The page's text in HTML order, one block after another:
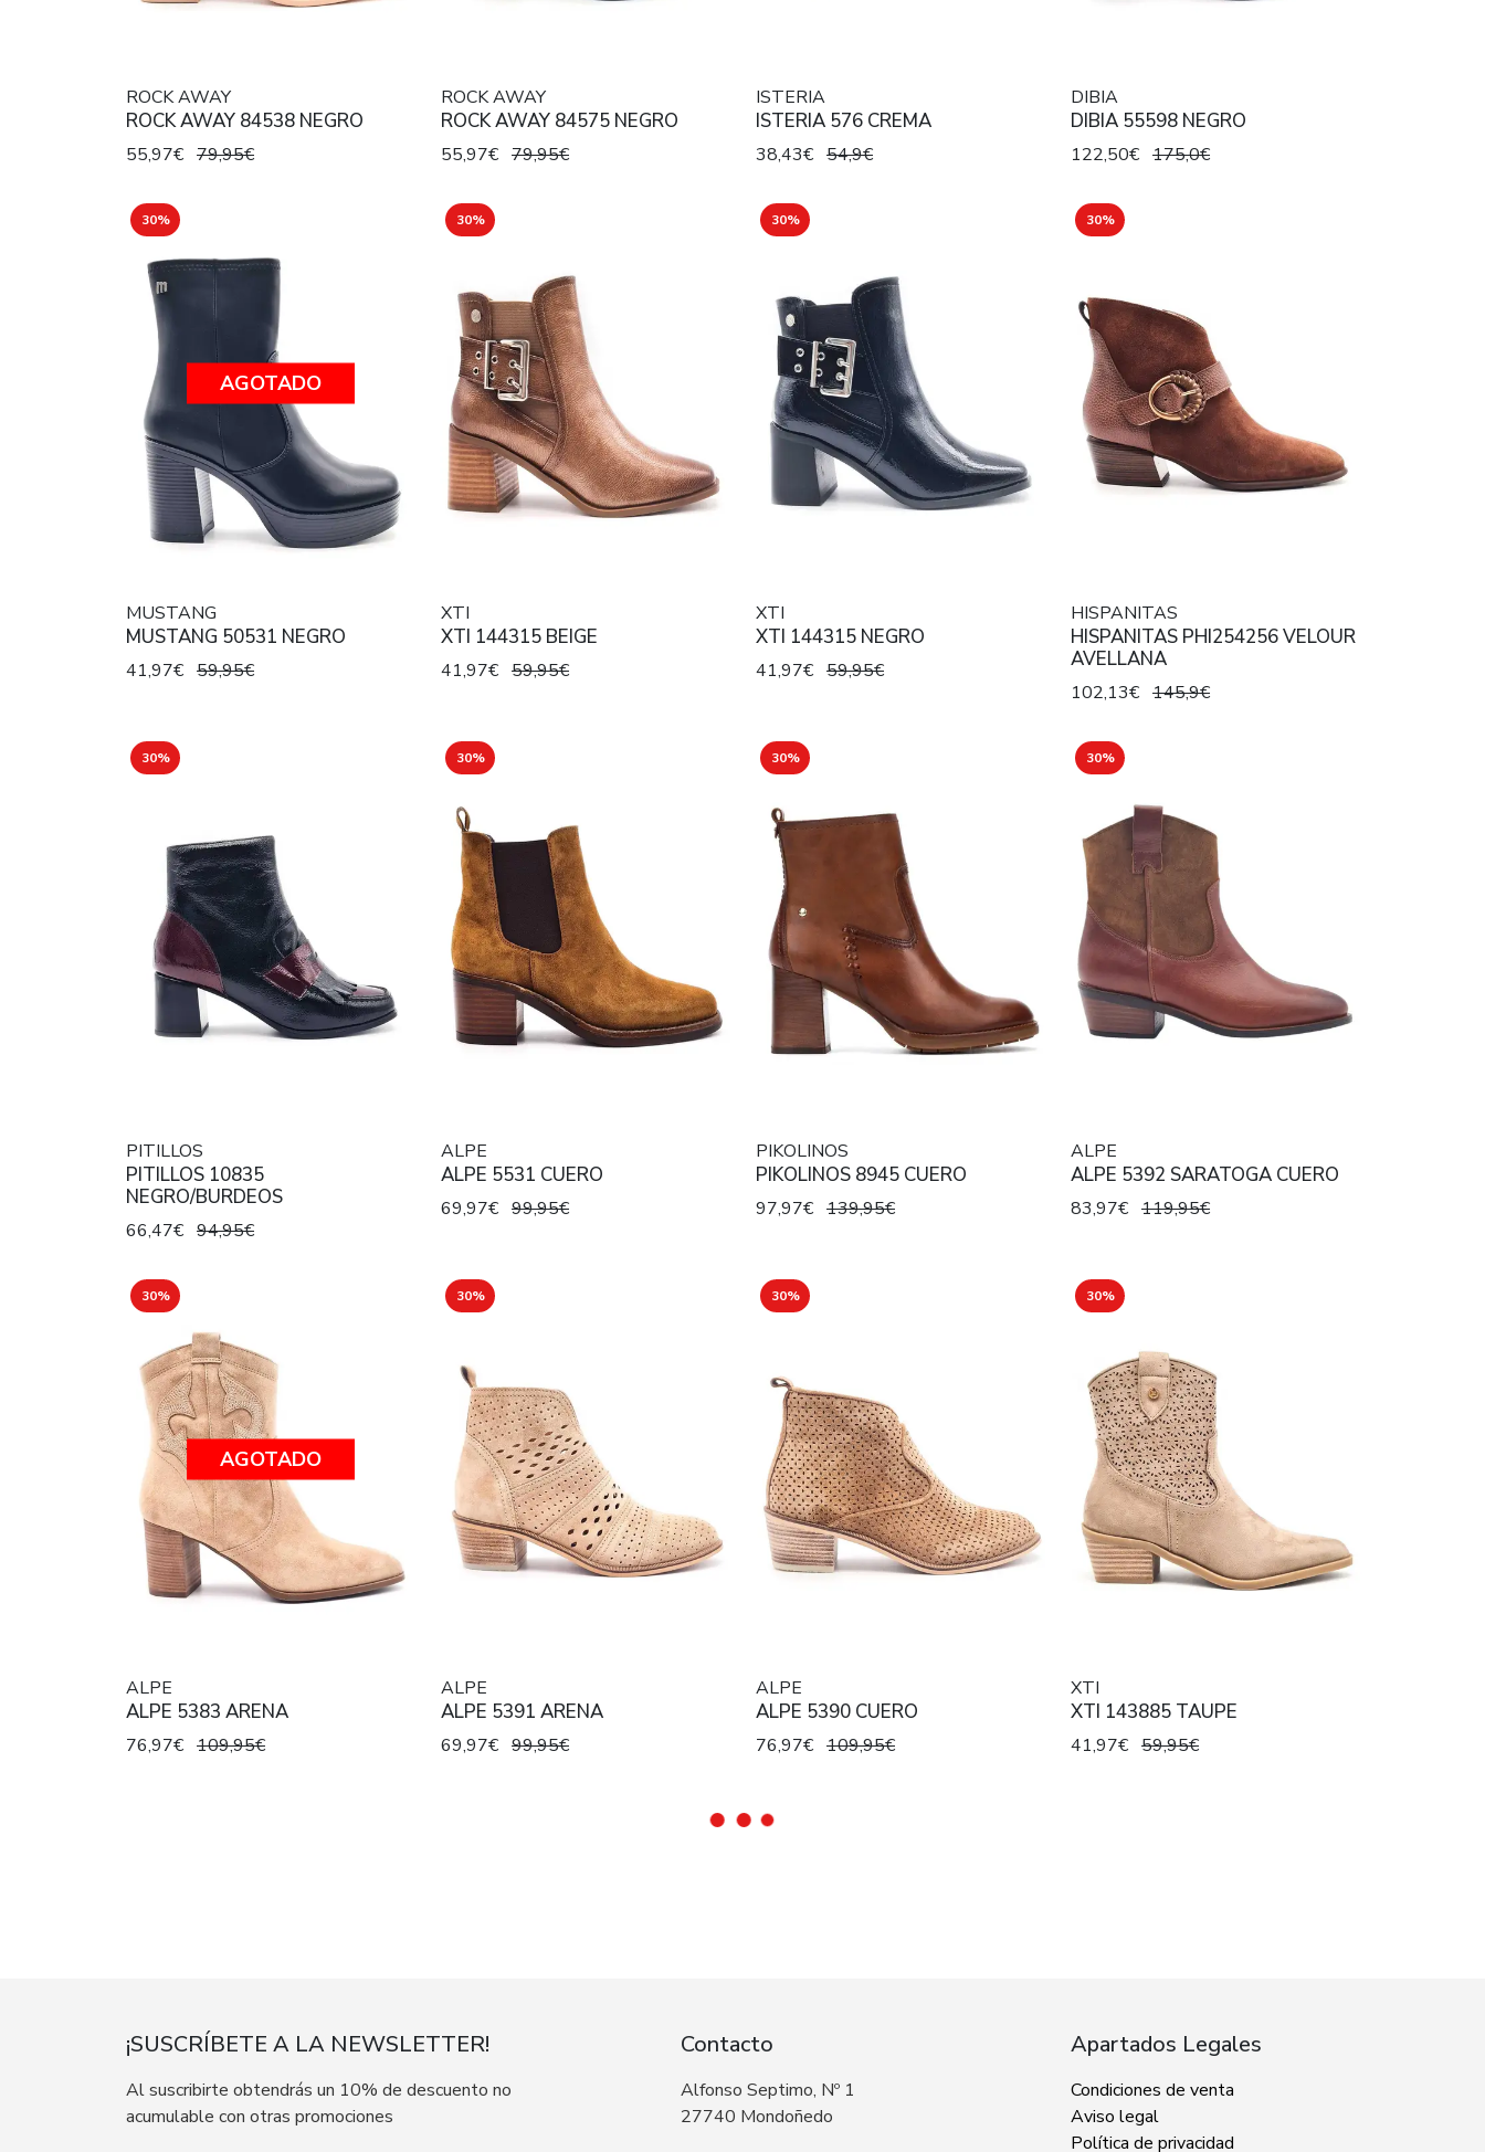
ROCK AWAY
ROCK AWAY 84538 NEGRO
55,97€ 79,95€
ROCK AWAY
ROCK AWAY 84575 NEGRO
55,97€ 79,95€
ISTERIA
ISTERIA 576 CREMA
38,43€ 54,9€
DIBIA
DIBIA 55598 NEGRO
122,50€ 175,0€
30%
AGOTADO
MUSTANG
MUSTANG 50531 NEGRO
41,97€ 59,95€
30%
XTI
XTI 144315 BEIGE
41,97€ 59,95€
30%
XTI
XTI 144315 NEGRO
41,97€ 59,95€
30%
HISPANITAS
HISPANITAS PHI254256 VELOUR
AVELLANA
102,13€ 145,9€
30%
PITILLOS
PITILLOS 10835
NEGRO/BURDEOS
66,47€ 94,95€
30%
ALPE
ALPE 5531 CUERO
69,97€ 99,95€
30%
PIKOLINOS
PIKOLINOS 8945 CUERO
97,97€ 139,95€
30%
ALPE
ALPE 5392 SARATOGA CUERO
83,97€ 119,95€
30%
AGOTADO
ALPE
ALPE 5383 ARENA
76,97€ 109,95€
30%
ALPE
ALPE 5391 ARENA
69,97€ 99,95€
30%
ALPE
ALPE 5390 CUERO
76,97€ 109,95€
30%
XTI
XTI 143885 TAUPE
41,97€ 59,95€
¡SUSCRÍBETE A LA NEWSLETTER!
Al suscribirte obtendrás un 10% de descuento no
acumulable con otras promociones
Contacto
Alfonso Septimo, Nº 1
27740 Mondoñedo
Apartados Legales
Condiciones de venta
Aviso legal
Política de privacidad